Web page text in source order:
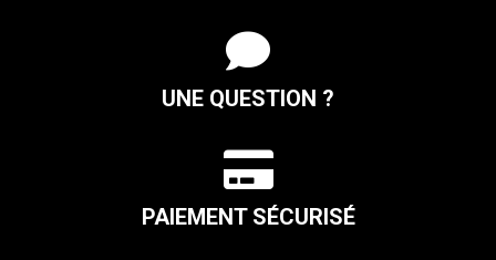

UNE QUESTION ?

PAIEMENT SÉCURISÉ